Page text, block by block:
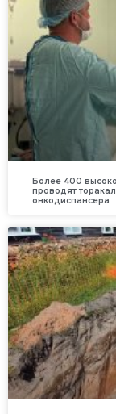
Более 400
проводят
онкодиспансера